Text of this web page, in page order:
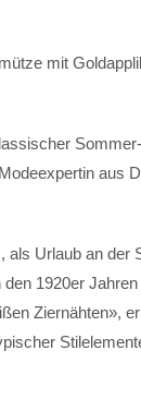
mit
aus
als Urlaub an der
1920er
Ziernähten»,